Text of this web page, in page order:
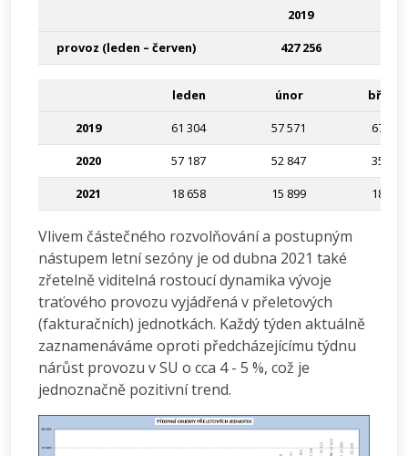
2019
provoz (leden – červen)
427 256
leden únor
2019
61 304 57 571
67 461
2020
57 187 52 847
35 312
2021
18 658 15 899 18 812
Vlivem částečného rozvolňování a postupným
nástupem letní sezóny je od dubna 2021 také
zřetelně viditelná rostoucí dynamika vývoje
traťového provozu vyjádřená v přeletových
(fakturačních) jednotkách. Každý týden aktuálně
zaznamenáváme oproti předcházejícímu týdnu
nárůst provozu v SU o cca 4 - 5 %, což je
jednoznačně pozitivní trend.